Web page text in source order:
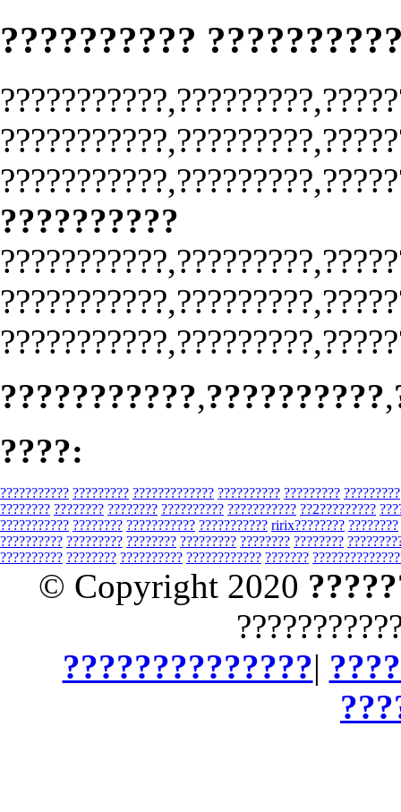
??????????
??????????
???????????,??????????,
????:
??????????? ????????? ????????????? ?????????? ????????? ?????????
???????? ???????? ???????? ?????????? ??????????? ??2?????????
??????????? ???????? ??????????? ??????????? ririx???????? ????????
?????????? ????????? ???????? ????????? ???????? ????????
?????????? ???????? ?????????? ???????????? ???????
© Copyright 2020
??????????????|